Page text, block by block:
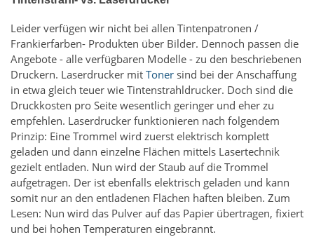
Leider verfügen wir nicht bei allen Tintenpatronen /
Frankierfarben- Produkten über Bilder. Dennoch passen die
Angebote - alle verfügbaren Modelle - zu den beschriebenen
Druckern. Laserdrucker mit Toner sind bei der Anschaffung
in etwa gleich teuer wie Tintenstrahldrucker. Doch sind die
Druckkosten pro Seite wesentlich geringer und eher zu
empfehlen. Laserdrucker funktionieren nach folgendem
Prinzip: Eine Trommel wird zuerst elektrisch komplett
geladen und dann einzelne Flächen mittels Lasertechnik
gezielt entladen. Nun wird der Staub auf die Trommel
aufgetragen. Der ist ebenfalls elektrisch geladen und kann
somit nur an den entladenen Flächen haften bleiben. Zum
Lesen: Nun wird das Pulver auf das Papier übertragen, fixiert
und bei hohen Temperaturen eingebrannt.